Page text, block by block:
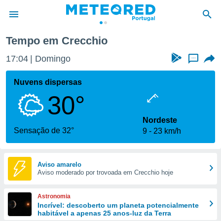
da
foi
fornecidas
a este
das
e
forma
digital
Tempo em Crecchio
17:04 Domingo ...
Nuvens dispersas
30°
Sensação de 32°
Nordeste
9
23 km/h
Aviso amarelo
Aviso moderado por trovoada em Crecchio hoje
Astronomia
Incrível: descoberto um planeta potencialmente
habitável a apenas 25 anos-luz da Terra